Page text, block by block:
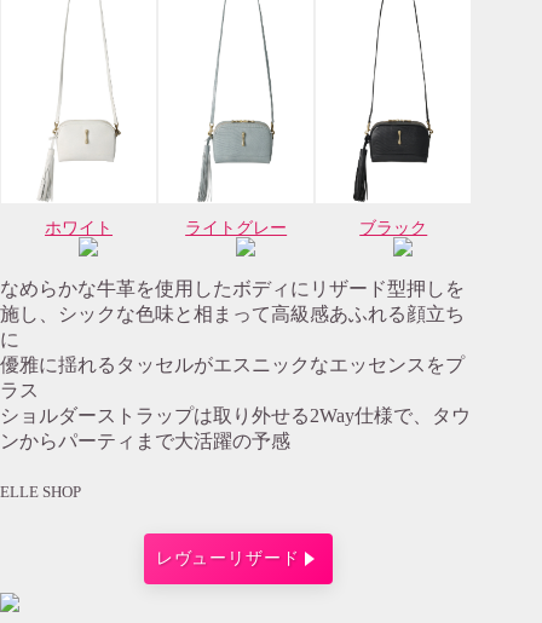
ホワイト ライトグレー ブラック
なめらかな牛革を使用したボディにリザード型押しを
施し、シックな色味と相まって高級感あふれる顔立ち
に
優雅に揺れるタッセルがエスニックなエッセンスをプ
ラス
ショルダーストラップは取り外せる2Way仕様で、タウ
ンからパーティまで大活躍の予感
ELLE SHOP
レヴューリザード